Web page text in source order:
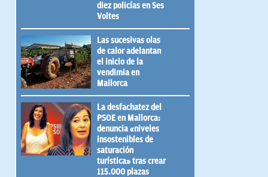
diez policías en Ses
Voltes
Las sucesivas olas
de calor adelantan
el inicio de la
vendimia en
Mallorca
La desfachatez del
PSOE en Mallorca:
denuncia «niveles
insostenibles de
saturación
turística» tras crear
115.000 plazas